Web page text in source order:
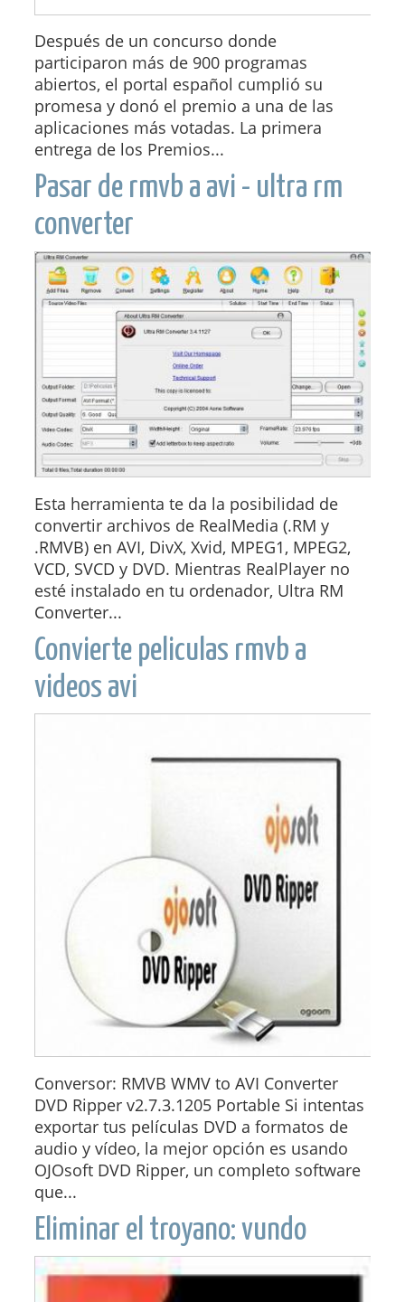
Después de un concurso donde
participaron más de 900 programas
abiertos, el portal español cumplió su
promesa y donó el premio a una de las
aplicaciones más votadas. La primera
entrega de los Premios...
Pasar de rmvb a avi - ultra rm
converter
Esta herramienta te da la posibilidad de
convertir archivos de RealMedia (.RM y
.RMVB) en AVI, DivX, Xvid, MPEG1, MPEG2,
VCD, SVCD y DVD. Mientras RealPlayer no
esté instalado en tu ordenador, Ultra RM
Converter...
Convierte peliculas rmvb a
videos avi
Conversor: RMVB WMV to AVI Converter
DVD Ripper v2.7.3.1205 Portable Si intentas
exportar tus películas DVD a formatos de
audio y vídeo, la mejor opción es usando
OJOsoft DVD Ripper, un completo software
que...
Eliminar el troyano: vundo